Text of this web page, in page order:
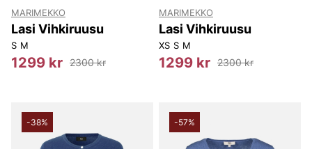
MARIMEKKO
Lasi Vihkiruusu
S M
1299 kr 2300 kr
MARIMEKKO
Lasi Vihkiruusu
XS S M
1299 kr 2300 kr
-38% -57%